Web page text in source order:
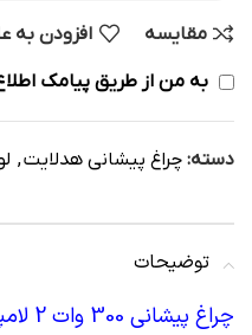
مقایسه افزودن به
به من از طریق پیامک
دسته: چراغ پیشانی هدلایت,
توضیحات
چراغ پیشانی 300 وات 2 لامپه اسمال سان